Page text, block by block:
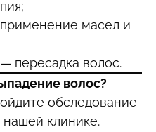
масел и
пересадка волос.
волос?
обследование
нашей клинике.